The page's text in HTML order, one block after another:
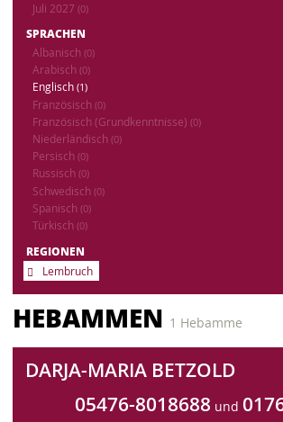
Juli 2027 (0)
SPRACHEN
Albanisch (0)
Arabisch (0)
Englisch (1)
Französisch (0)
Französisch (Grundkenntnisse) (0)
Niederländisch (0)
Persisch (0)
Russisch (0)
Schwedisch (0)
Spanisch (0)
Türkisch (0)
REGIONEN
Lembruch
HEBAMMEN 1 Hebamme
DARJA-MARIA BETZOLD
05476-8018688 und